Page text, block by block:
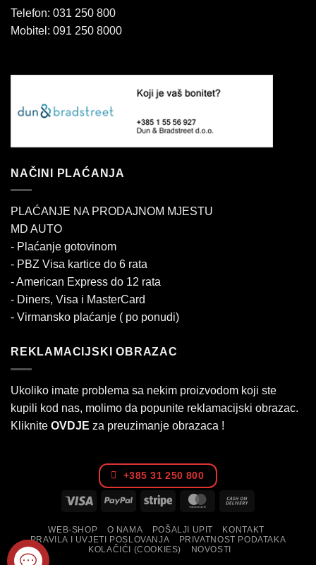
Telefon: 031 250 800
Mobitel: 091 250 8000
NAČINI PLAĆANJA
PLAĆANJE NA PRODAJNOM MJESTU
MD AUTO
- Plaćanje gotovinom
- PBZ Visa kartice do 6 rata
- American Express do 12 rata
- Diners, Visa i MasterCard
- Virmansko plaćanje ( po ponudi)
REKLAMACIJSKI OBRAZAC
Ukoliko imate problema sa nekim proizvodom koji ste
kupili kod nas, molimo da popunite reklamacijski obrazac.
Kliknite OVDJE za preuzimanje obrazaca !
+385 31 250 800
Visa PayPal Stripe MasterCard
Delivery
WEB-SHOP O NAMA POŠALJI UPIT
KONTAKT
PRAVILA I UVJETI POSLOVANJA
PRIVATNOST PODATAKA
KOLAČIĆI (COOKIES)
NOVOSTI